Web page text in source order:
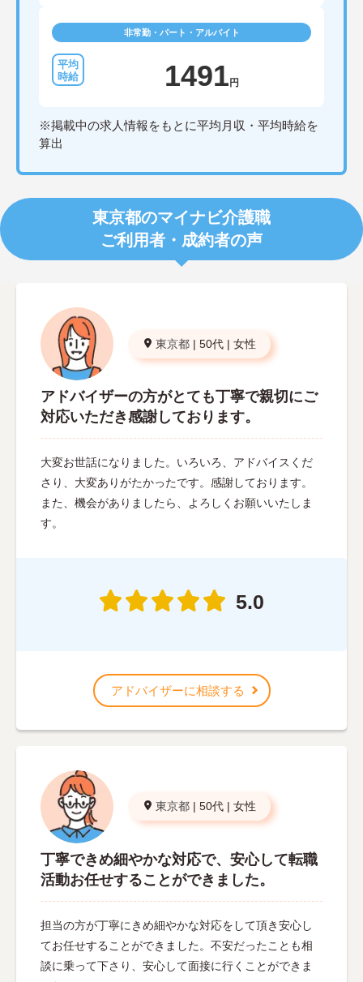
非常勤・パート・アルバイト
1491 円
※掲載中の求人情報をもとに平均月収・平均時給を
算出
東京都のマイナビ介護職
ご利用者・成約者の声
東京都 | 50代 | 女性
アドバイザーの方がとても丁寧で親切にご
対応いただき感謝しております。
大変お世話になりました。いろいろ、アドバイスくだ
さり、大変ありがたかったです。感謝しております。
また、機会がありましたら、よろしくお願いいたしま
す。
5.0
アドバイザーに相談する
東京都 | 50代 | 女性
丁寧できめ細やかな対応で、安心して転職
活動お任せすることができました。
担当の方が丁寧にきめ細やかな対応をして頂き安心し
てお任せすることができました。不安だったことも相
談に乗って下さり、安心して面接に行くことができま